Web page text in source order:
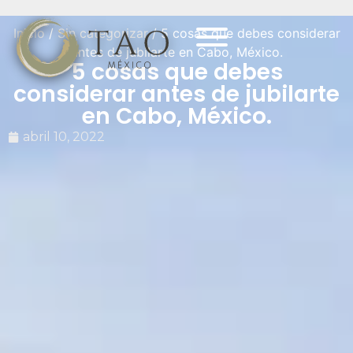
Inicio/ Sin categorizar/ 5 cosas que debes considerar
antes de jubilarte en Cabo, México.
5 cosas que debes
considerar antes de jubilarte
en Cabo, México.
abril 10, 2022